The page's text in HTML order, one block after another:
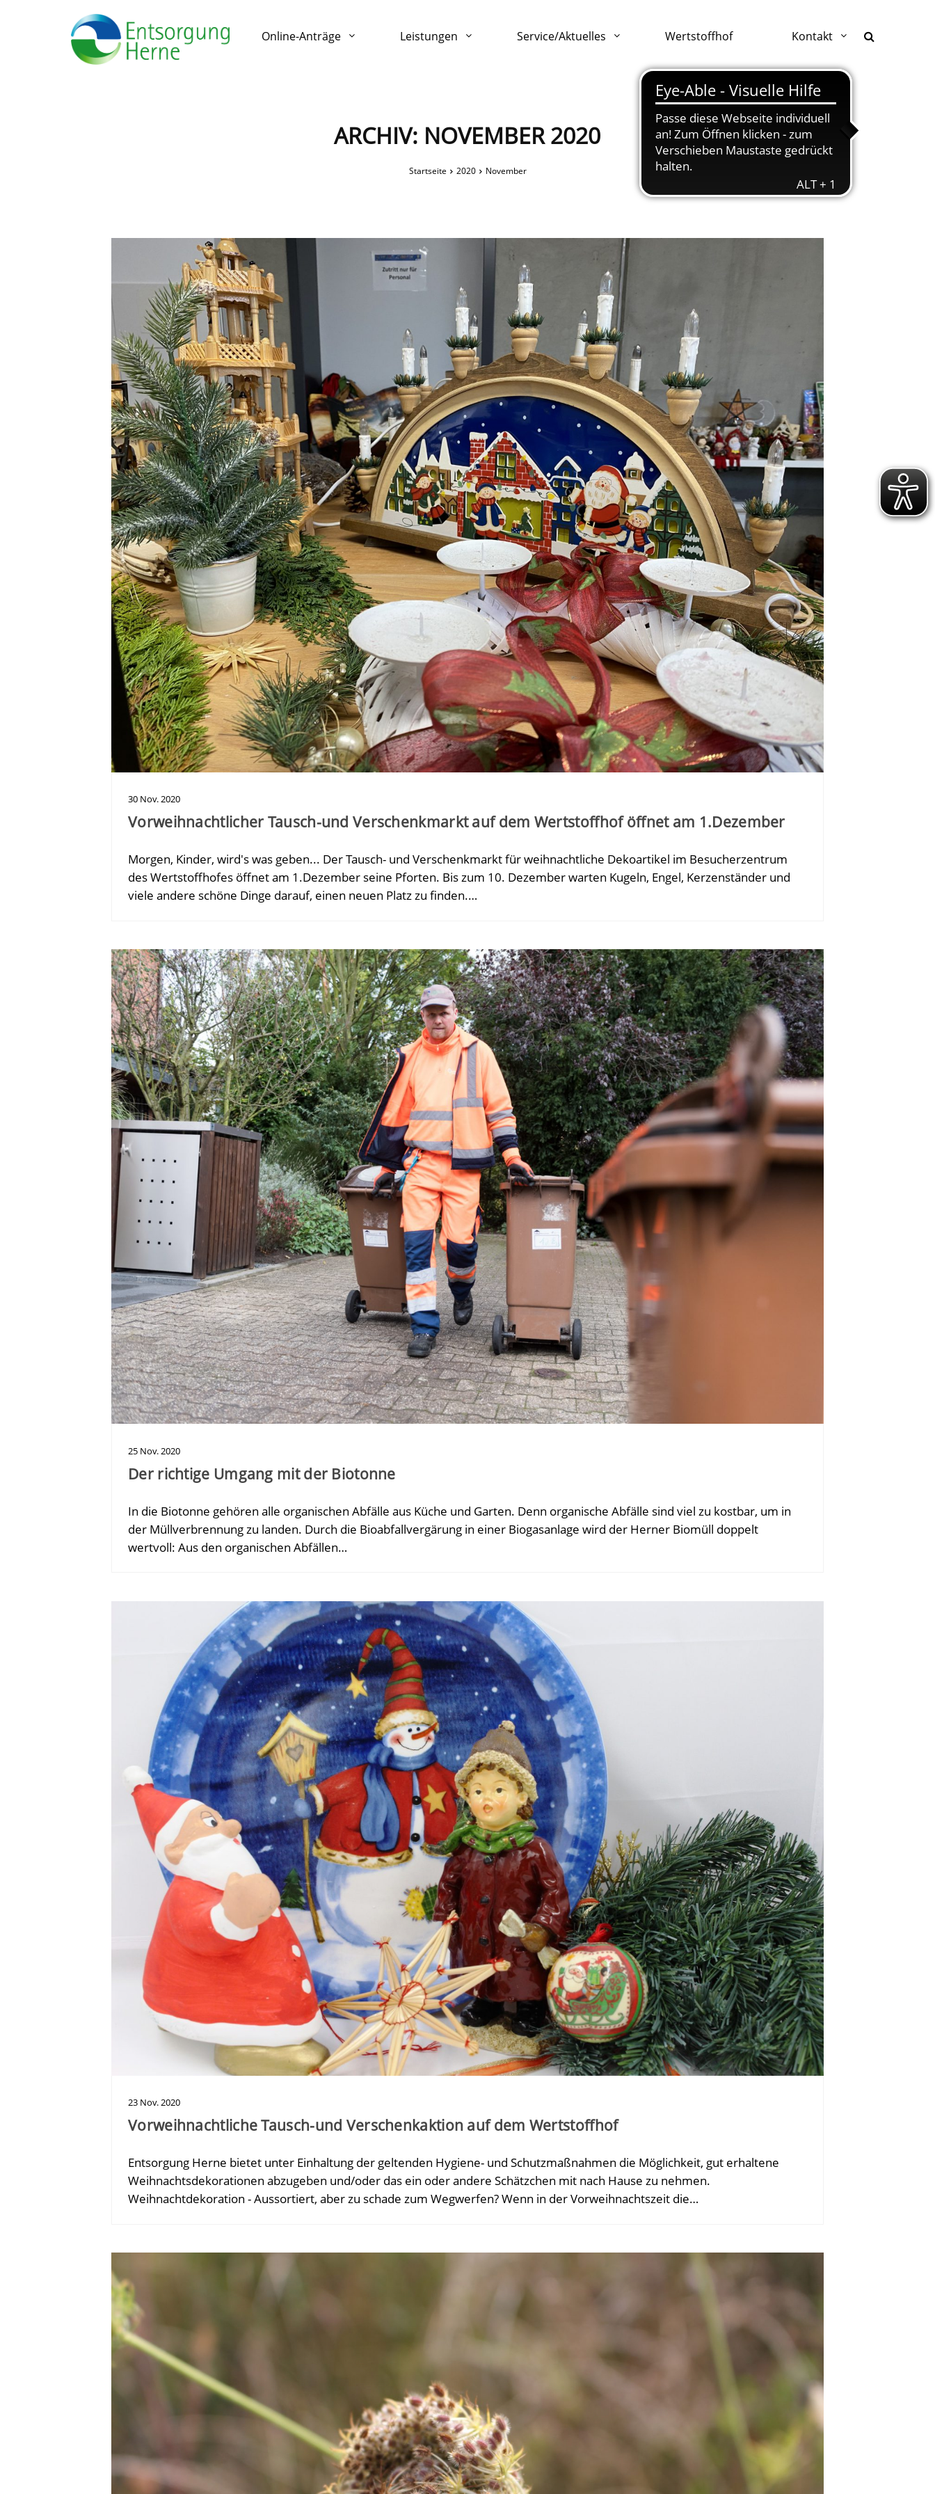
Online-Anträge Leistungen Service/Aktuelles Wertstoffhof Kontakt
ARCHIV: NOVEMBER 2020
Startseite 2020 November
30 Nov.2020
Vorweihnachtlicher Tausch-und Verschenkmarkt auf dem Wertstoffhof öffnet am 1.Dezember
Morgen, Kinder, wird's was geben... Der Tausch- und Verschenkmarkt für weihnachtliche Dekoartikel im Besucherzentrum
des Wertstoffhofes öffnet am 1.Dezember seine Pforten. Bis zum 10. Dezember warten Kugeln, Engel, Kerzenständer und
viele andere schöne Dinge darauf, einen neuen Platz zu finden.…
25 Nov.2020
Der richtige Umgang mit der Biotonne
In die Biotonne gehören alle organischen Abfälle aus Küche und Garten. Denn organische Abfälle sind viel zu kostbar, um in
der Müllverbrennung zu landen. Durch die Bioabfallvergärung in einer Biogasanlage wird der Herner Biomüll doppelt
wertvoll: Aus den organischen Abfällen…
23 Nov.2020
Vorweihnachtliche Tausch-und Verschenkaktion auf dem Wertstoffhof
Entsorgung Herne bietet unter Einhaltung der geltenden Hygiene- und Schutzmaßnahmen die Möglichkeit, gut erhaltene
Weihnachtsdekorationen abzugeben und/oder das ein oder andere Schätzchen mit nach Hause zu nehmen.
Weihnachtdekoration - Aussortiert, aber zu schade zum Wegwerfen? Wenn in der Vorweihnachtszeit die…